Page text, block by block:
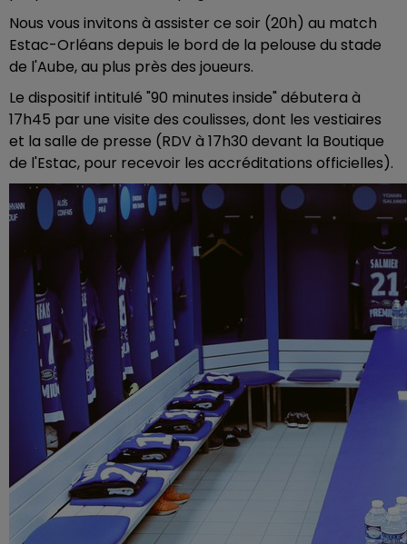
Nous vous invitons à assister ce soir (20h) au match
Estac-Orléans depuis le bord de la pelouse du stade
de l'Aube, au plus près des joueurs.
Le dispositif intitulé "90 minutes inside" débutera à
17h45 par une visite des coulisses, dont les vestiaires
et la salle de presse (RDV à 17h30 devant la Boutique
de l'Estac, pour recevoir les accréditations officielles).